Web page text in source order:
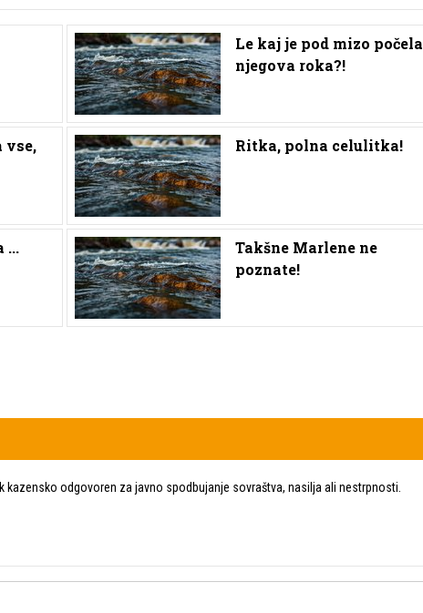
Le kaj je pod mizo počela
njegova roka?!
vse,
Ritka, polna celulitka!
...
Takšne Marlene ne
poznate!
kazensko odgovoren za javno spodbujanje sovraštva, nasilja ali nestrpnosti.